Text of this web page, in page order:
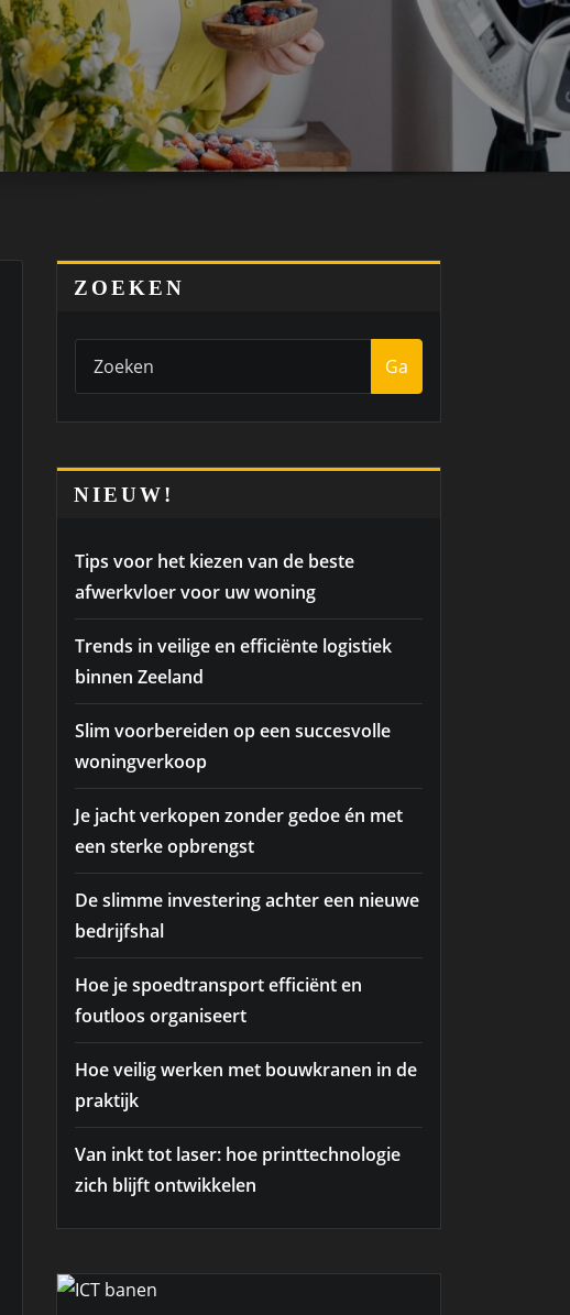
ZOEKEN
Ga
NIEUW!
Tips voor het kiezen van de beste
afwerkvloer voor uw woning
Trends in veilige en efficiënte logistiek
binnen Zeeland
Slim voorbereiden op een succesvolle
woningverkoop
Je jacht verkopen zonder gedoe én met
een sterke opbrengst
De slimme investering achter een nieuwe
bedrijfshal
Hoe je spoedtransport efficiënt en
foutloos organiseert
Hoe veilig werken met bouwkranen in de
praktijk
Van inkt tot laser: hoe printtechnologie
zich blijft ontwikkelen